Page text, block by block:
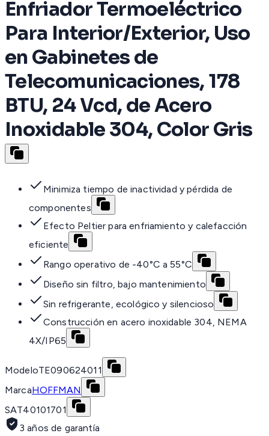
Enfriador Termoeléctrico
Para Interior/Exterior, Uso
en Gabinetes de
Telecomunicaciones, 178
BTU, 24 Vcd, de Acero
Inoxidable 304, Color Gris
Minimiza tiempo de inactividad y pérdida de
componentes
Efecto Peltier para enfriamiento y calefacción
eficiente
Rango operativo de -40°C a 55°C
Diseño sin filtro, bajo mantenimiento
Sin refrigerante, ecológico y silencioso
Construcción en acero inoxidable 304, NEMA
4X/IP65
ModeloTE090624011
MarcaHOFFMAN
SAT40101701
3 años de garantía